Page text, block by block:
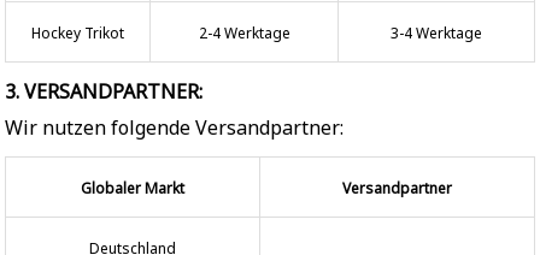
Hockey Trikot 2-4 Werktage 3-4 Werktage
3. VERSANDPARTNER:
Wir nutzen folgende Versandpartner:
Globaler Markt Versandpartner
Deutschland